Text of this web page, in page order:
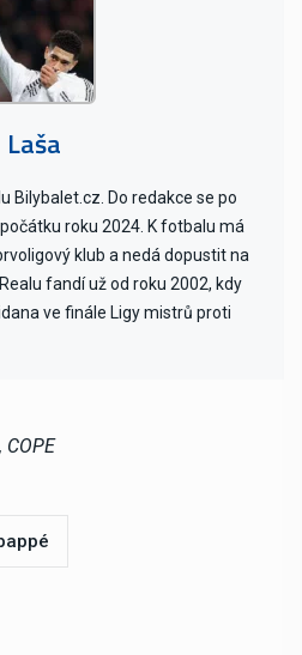
Laša
Bilybalet.cz. Do redakce se po
roku 2024. K fotbalu má
klub a nedá dopustit na
fandí už od roku 2002, kdy
ve finále Ligy mistrů proti